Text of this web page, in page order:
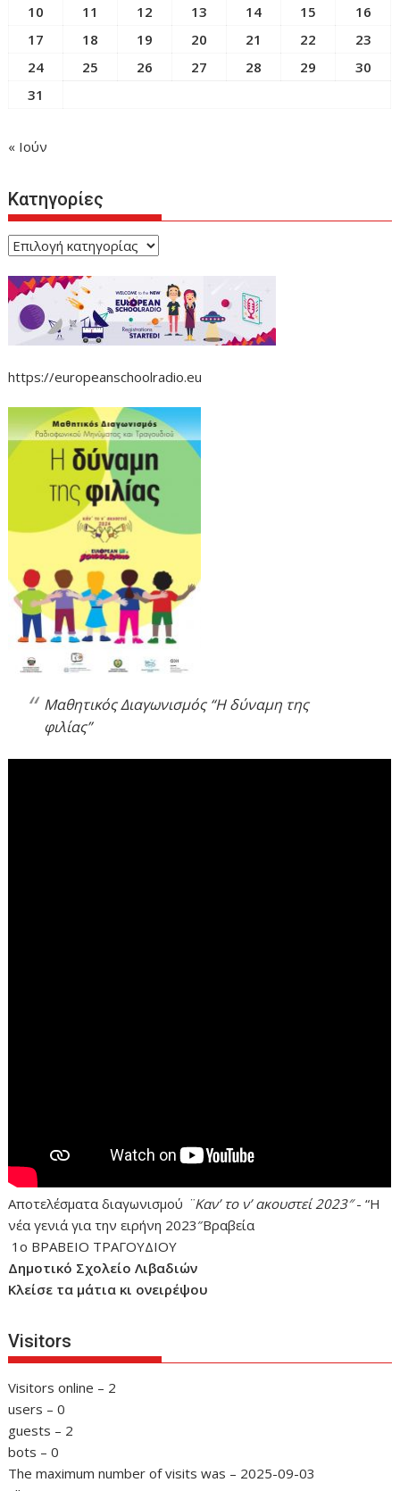
10
11 12 13 14 15
16
17
18 19 20 21 22
23
24
25 26 27 28 29
30
31
« Ιούν
Κατηγορίες
Κατηγορίες
https://europeanschoolradio.eu
Μαθητικός Διαγωνισμός “Η δύναμη της
φιλίας”
Αποτελέσματα διαγωνισμού ¨Καν’ το ν’ ακουστεί 2023″- “Η
νέα γενιά για την ειρήνη 2023″Βραβεία
1ο ΒΡΑΒΕΙΟ ΤΡΑΓΟΥΔΙΟΥ
Δημοτικό Σχολείο Λιβαδιών
Κλείσε τα μάτια κι ονειρέψου
Visitors
Visitors online – 2
users – 0
guests – 2
bots – 0
The maximum number of visits was – 2025-09-03